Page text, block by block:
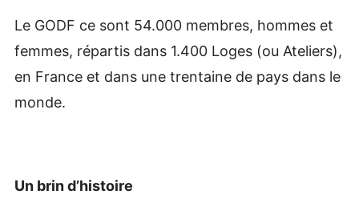
Le GODF ce sont 54.000 membres, hommes et
femmes, répartis dans 1.400 Loges (ou Ateliers),
en France et dans une trentaine de pays dans le
monde.
Un brin d’histoire